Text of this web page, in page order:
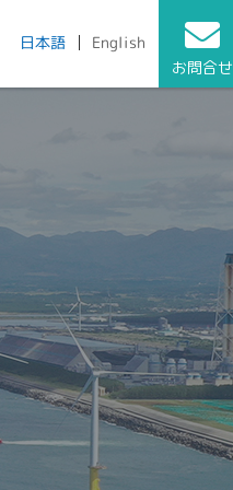
日本語 English
お問合せ